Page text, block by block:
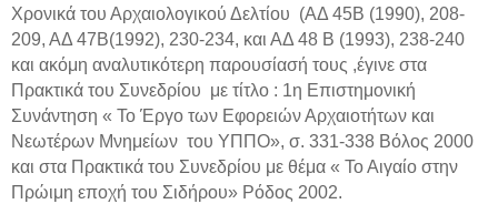
Χρονικά του Αρχαιολογικού Δελτίου (ΑΔ 45Β (1990), 208-
209, ΑΔ 47Β(1992), 230-234, και ΑΔ 48 Β (1993), 238-240
και ακόμη αναλυτικότερη παρουσίασή τους ,έγινε στα
Πρακτικά του Συνεδρίου με τίτλο : 1η Επιστημονική
Συνάντηση « Το Έργο των Εφορειών Αρχαιοτήτων και
Νεωτέρων Μνημείων του ΥΠΠΟ», σ. 331-338 Βόλος 2000
και στα Πρακτικά του Συνεδρίου με θέμα « Το Αιγαίο στην
Πρώιμη εποχή του Σιδήρου» Ρόδος 2002.